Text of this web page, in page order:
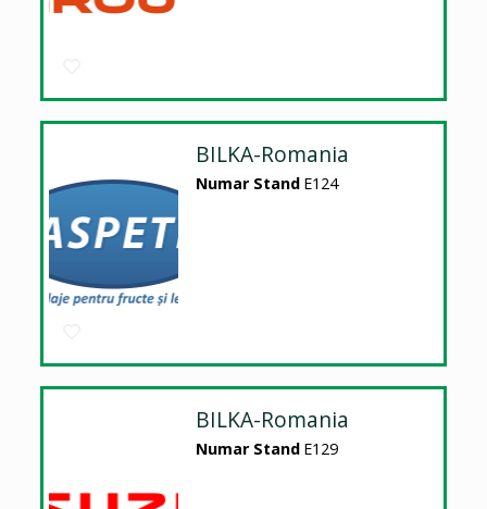
BILKA-Romania
Numar Stand E124
BILKA-Romania
Numar Stand E129